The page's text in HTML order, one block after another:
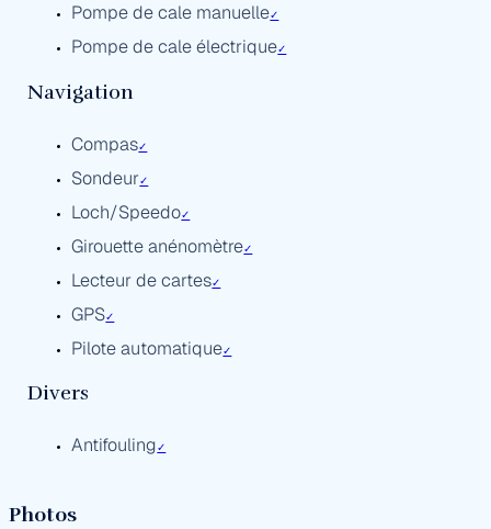
Pompe de cale manuelle✓
Pompe de cale électrique✓
Navigation
Compas✓
Sondeur✓
Loch/Speedo✓
Girouette anénomètre✓
Lecteur de cartes✓
GPS✓
Pilote automatique✓
Divers
Antifouling✓
Photos